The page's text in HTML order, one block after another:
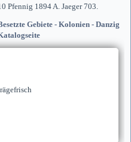
Pfennig 1894 A. Jaeger 703.
Gebiete - Kolonien - Danzig